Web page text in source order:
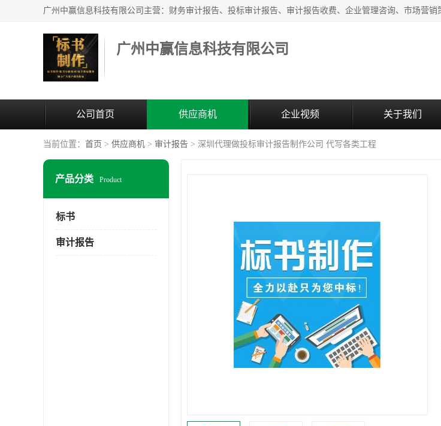
广州中赢信息科技有限公司
公司首页 供应商机 企业视频 关于我们
当前位置： 首页 > 供应商机 > 审计报告 > 深圳代理做投标审计报告制作公司 代写各类工程
产品分类 Product
标书
审计报告